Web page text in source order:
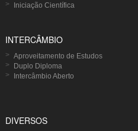
Iniciação Científica
INTERCÂMBIO
Aproveitamento de Estudos
Duplo Diploma
Intercâmbio Aberto
DIVERSOS